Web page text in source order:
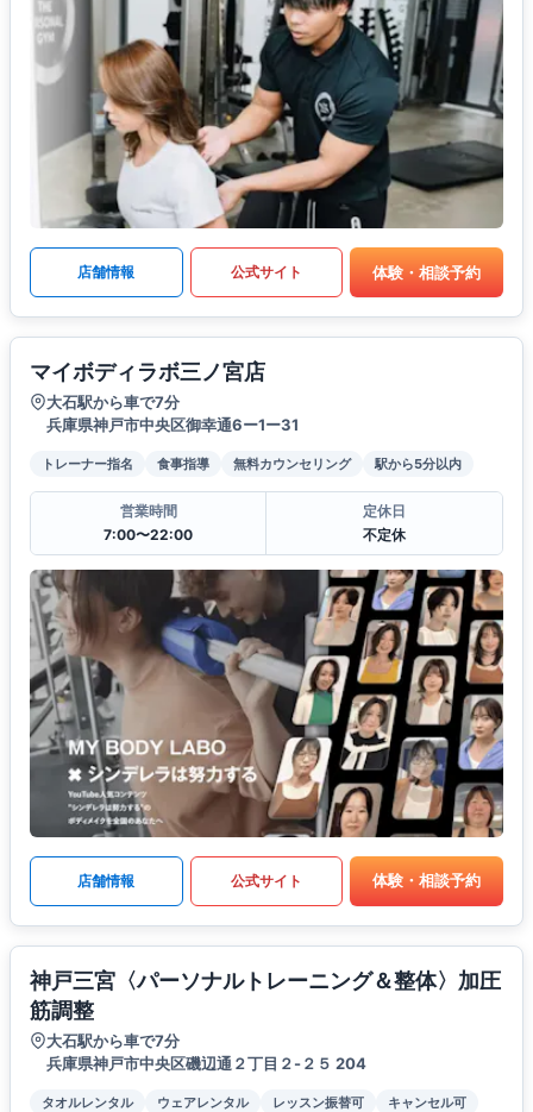
店舗情報 公式サイト 体験・相談予約
マイボディラボ三ノ宮店
大石駅から車で7分
兵庫県神戸市中央区御幸通6ー1ー31
トレーナー指名 食事指導 無料カウンセリング 駅から5分以内
営業時間
7:00〜22:00
定休日
不定休
店舗情報 公式サイト 体験・相談予約
神戸三宮〈パーソナルトレーニング＆整体〉加圧
筋調整
大石駅から車で7分
兵庫県神戸市中央区磯辺通２丁目２-２５ 204
タオルレンタル ウェアレンタル レッスン振替可
キャンセル可